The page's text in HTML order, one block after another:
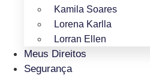
Kamila Soares
Lorena Karlla
Lorran Ellen
Meus Direitos
Segurança